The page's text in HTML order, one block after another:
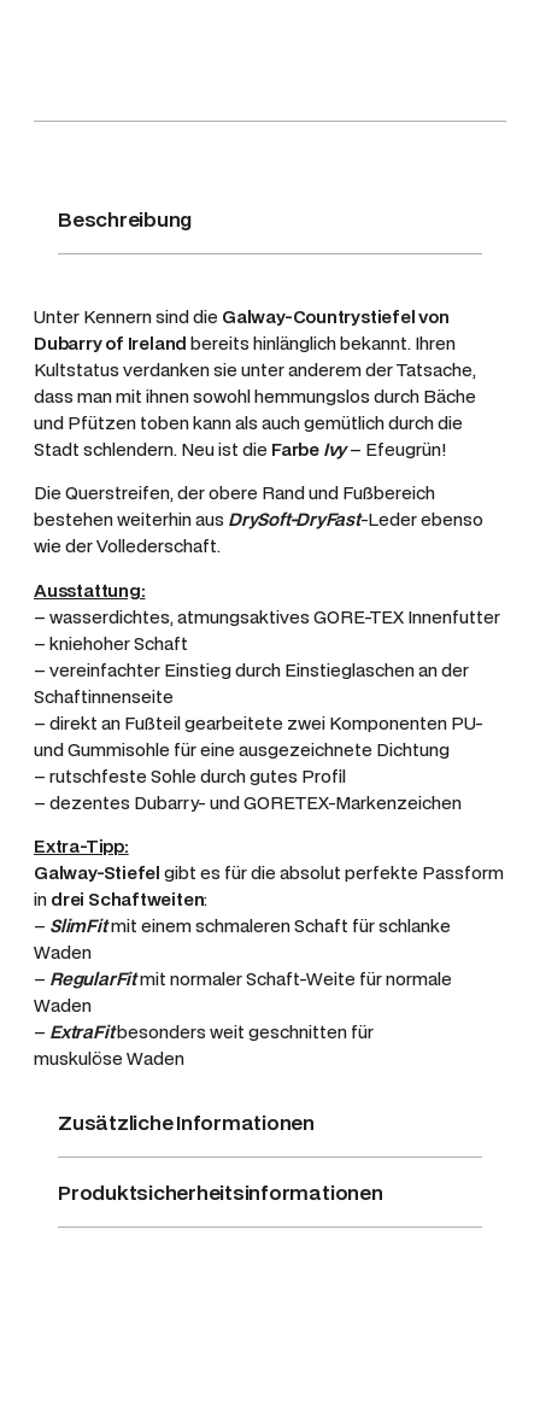
,
F
a
r
b
I
v
M
e
n
g
Beschreibung
Unter Kennern sind die Galway-Countrystiefel von
Dubarry of Ireland bereits hinlänglich bekannt. Ihren
Kultstatus verdanken sie unter anderem der Tatsache,
dass man mit ihnen sowohl hemmungslos durch Bäche
und Pfützen toben kann als auch gemütlich durch die
Stadt schlendern. Neu ist die Farbe Ivy– Efeugrün!
Die Querstreifen, der obere Rand und Fußbereich
bestehen weiterhin aus DrySoft-DryFast-Leder ebenso
wie der Vollederschaft.
Ausstattung:
– wasserdichtes, atmungsaktives GORE-TEX Innenfutter
– kniehoher Schaft
– vereinfachter Einstieg durch Einstieglaschen an der
Schaftinnenseite
– direkt an Fußteil gearbeitete zwei Komponenten PU-
und Gummisohle für eine ausgezeichnete Dichtung
– rutschfeste Sohle durch gutes Profil
– dezentes Dubarry- und GORETEX-Markenzeichen
Extra-Tipp:
Galway-Stiefel gibt es für die absolut perfekte Passform
in drei Schaftweiten:
– SlimFitmit einem schmaleren Schaft für schlanke
Waden
– RegularFitmit normaler Schaft-Weite für normale
Waden
– ExtraFitbesonders weit geschnitten für
muskulöse Waden
Zusätzliche Informationen
Produktsicherheitsinformationen